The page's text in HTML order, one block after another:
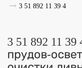
3 51 892 11 39 4
3 51 892 11
прудов-